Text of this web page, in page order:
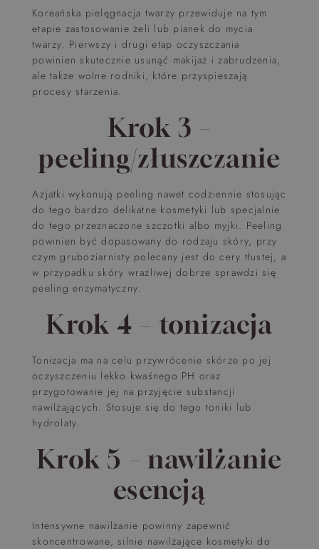
Koreańska pielęgnacja twarzy przewiduje na tym
etapie zastosowanie żeli lub pianek do mycia
twarzy. Pierwszy i drugi etap oczyszczania
powinien skutecznie usunąć makijaż i zabrudzenia,
ale także wolne rodniki, które przyspieszają
procesy starzenia.
Krok 3 –
peeling/złuszczanie
Azjatki wykonują peeling nawet codziennie stosując
do tego bardzo delikatne kosmetyki lub specjalnie
do tego przeznaczone szczotki albo myjki. Peeling
powinien być dopasowany do rodzaju skóry, przy
czym gruboziarnisty polecany jest do cery tłustej, a
w przypadku skóry wrażliwej dobrze sprawdzi się
peeling enzymatyczny.
Krok 4 – tonizacja
Tonizacja ma na celu przywrócenie skórze po jej
oczyszczeniu lekko kwaśnego PH oraz
przygotowanie jej na przyjęcie substancji
nawilżających. Stosuje się do tego toniki lub
hydrolaty.
Krok 5 – nawilżanie
esencją
Intensywne nawilżanie powinny zapewnić
skoncentrowane, silnie nawilżające kosmetyki do